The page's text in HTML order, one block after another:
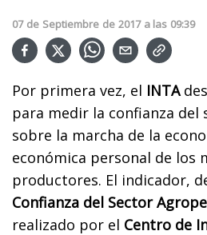
07 de Septiembre de 2017 a las 09:39
Por primera vez, el INTA
para medir la confianza
sobre la marcha de la
económica personal de los
productores. El indicador,
Confianza del Sector
realizado por el Centro de